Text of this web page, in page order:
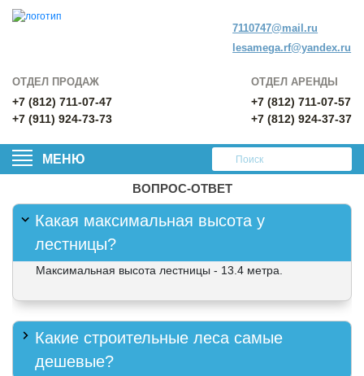
7110747@mail.ru
lesamega.rf@yandex.ru
ОТДЕЛ ПРОДАЖ
+7 (812) 711-07-47
+7 (911) 924-73-73
ОТДЕЛ АРЕНДЫ
+7 (812) 711-07-57
+7 (812) 924-37-37
МЕНЮ
ВОПРОС-ОТВЕТ
Какая максимальная высота у
лестницы?
Максимальная высота лестницы - 13.4 метра.
Какие строительные леса самые
дешевые?